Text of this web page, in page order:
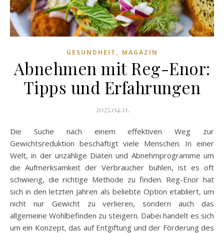
GESUNDHEIT , MAGAZIN
Abnehmen mit Reg-Enor:
Tipps und Erfahrungen
2025.04.11.
Die Suche nach einem effektiven Weg zur
Gewichtsreduktion beschäftigt viele Menschen. In einer
Welt, in der unzählige Diäten und Abnehmprogramme um
die Aufmerksamkeit der Verbraucher buhlen, ist es oft
schwierig, die richtige Methode zu finden. Reg-Enor hat
sich in den letzten Jahren als beliebte Option etabliert, um
nicht nur Gewicht zu verlieren, sondern auch das
allgemeine Wohlbefinden zu steigern. Dabei handelt es sich
um ein Konzept, das auf Entgiftung und der Förderung des